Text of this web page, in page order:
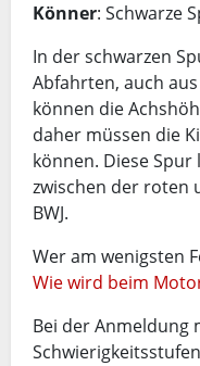
Könner: Schwarze
In der schwarzen
Abfahrten, auch
können die
daher müssen die
können. Diese
zwischen der roten
BWJ.
Wer am wenigsten
Wie wird beim
Bei der Anmeldung